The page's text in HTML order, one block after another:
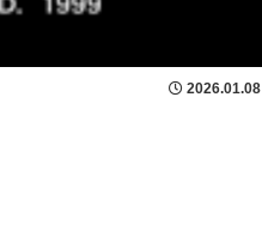
2026.01.08